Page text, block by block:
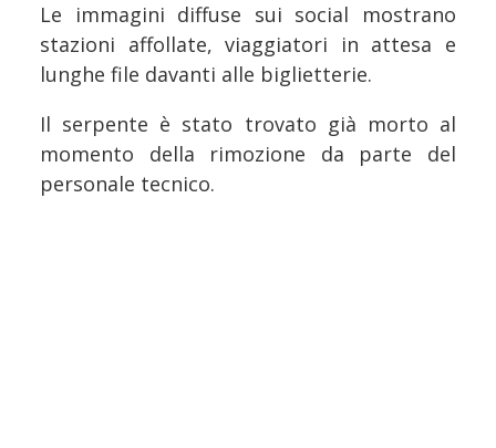
Le immagini diffuse sui social mostrano
stazioni affollate, viaggiatori in attesa e
lunghe file davanti alle biglietterie.
Il serpente è stato trovato già morto al
momento della rimozione da parte del
personale tecnico.